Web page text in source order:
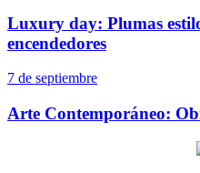
Luxury day: Plumas
encendedores
7 de septiembre
Arte Contemporáneo: